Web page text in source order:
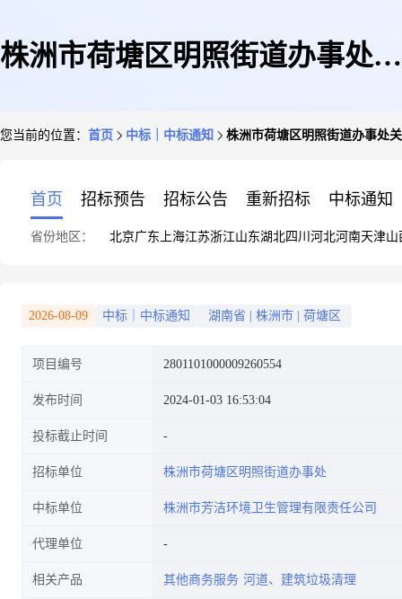
株洲市荷塘区明照街道办事处关
您当前的位置： 首页 中标｜中标通知 株洲市荷塘区明照街道办事处
首页 招标预告 招标公告 重新招标 中标通知
省份地区： 北京广东 上海江苏浙江山东湖北四川 河北河南天津山
2026-08-09 中标｜中标通知 湖南省 株洲市 荷塘区
项目编号 2801101000009260554
发布时间 2024-01-03 16:53:04
投标截止时间
招标单位 株洲市荷塘区明照街道办事处
中标单位 株洲市芳洁环境卫生管理有限责任公司
代理单位
相关产品 其他商务服务 河道、建筑垃圾清理